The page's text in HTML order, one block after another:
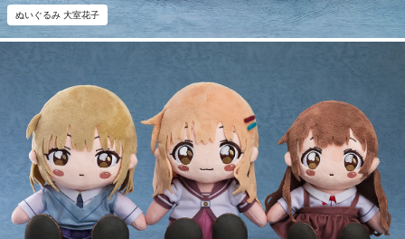
ぬいぐるみ 大室花子